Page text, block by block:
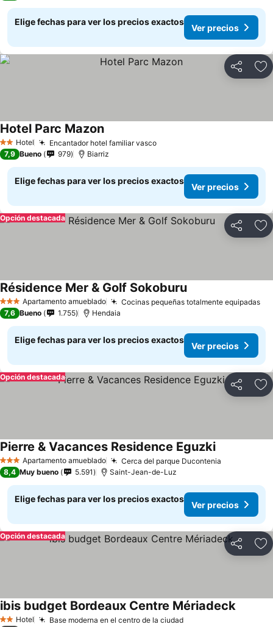
Elige fechas para ver los precios exactos
Ver precios
Compartir
2 Estrellas
Hotel Encantador hotel familiar vasco
Hotel Parc Mazon
7,9 Bueno 979 Biarriz
Elige fechas para ver los precios exactos
Ver precios
Compartir
Opción destacada
3 EstrellasApartamento amueblado Cocinas pequeñas totalmente equipadas
Résidence Mer & Golf Sokoburu
7,6 Bueno 1.755 Hendaia
Elige fechas para ver los precios exactos
Ver precios
Compartir
Opción destacada
3 EstrellasApartamento amueblado Cerca del parque Ducontenia
Pierre & Vacances Residence Eguzki
8,4 Muy bueno 5.591 Saint-Jean-de-Luz
Elige fechas para ver los precios exactos
Ver precios
Compartir
Opción destacada
2 Estrellas
Hotel Base moderna en el centro de la ciudad
ibis budget Bordeaux Centre Mériadeck